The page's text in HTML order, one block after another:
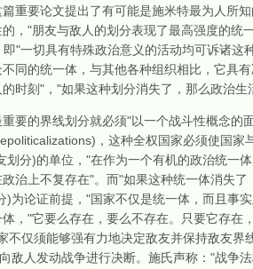
要论文提出了有可能是施米特最为人所知
，"朋友与敌人的划分表现了最高强度的
"一切具有特殊政治意义的活动均可诉诸
同的统一体，与其他各种组织相比，它具
时刻"，"如果这种划分消失了，那么政治
的界线划分就必须"以一个战斗性概念的
，这种全权国家必须使国
划分)的单位，"在作为一个有机的政治统一
政治上不复存在"。而"如果这种统一体消
)为论证前提，"国家不仅是统一体，而且事
，"它要么存在，要么不存在。只要它存
不仅须能够强有力地决定敌友并保持敌友
敌人发动战争进行决断。施氏声称："战争